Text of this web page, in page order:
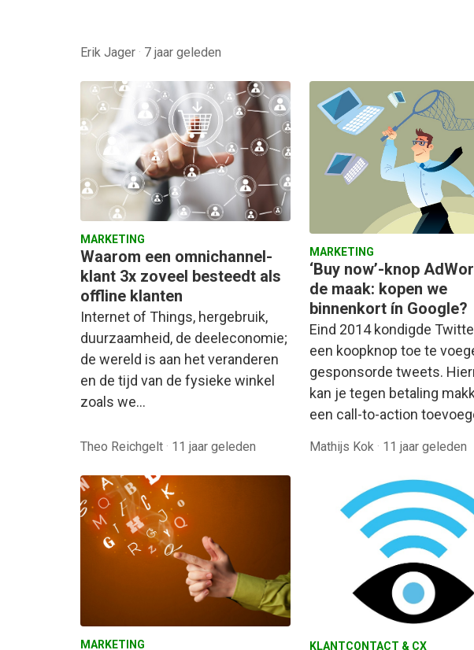
Erik Jager · 7 jaar geleden
MARKETING
Waarom een omnichannel-
klant 3x zoveel besteedt als
offline klanten
Internet of Things, hergebruik,
duurzaamheid, de deeleconomie;
de wereld is aan het veranderen
en de tijd van de fysieke winkel
zoals we…
Theo Reichgelt · 11 jaar geleden
MARKETING
‘Buy now’-knop
de maak: kopen we
binnenkort ín Google?
Eind 2014 kondigde
een koopknop toe te
gesponsorde tweets.
kan je tegen betaling
een call-to-action
Mathijs Kok · 11 jaar geleden
MARKETING KLANTCONTACT & CX